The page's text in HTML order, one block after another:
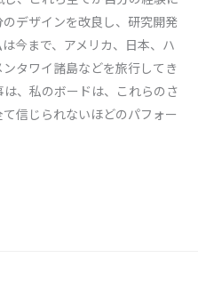
デザインを改良し、研究開発
今まで、アメリカ、日本、ハ
タワイ諸島などを旅行してき
、私のボードは、これらのさ
信じられないほどのパフォー